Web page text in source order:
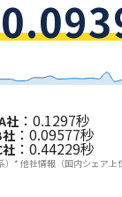
社 ：0.1297秒
：0.09577秒
社：0.44229秒
* 他社情報（国内シェア上